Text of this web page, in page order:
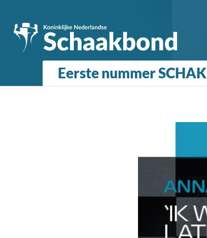
Eerste nummer